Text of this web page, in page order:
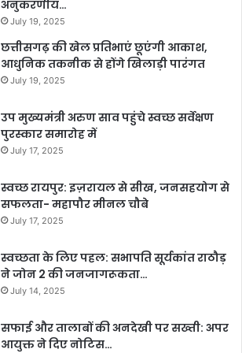
अनुकरणीय…
July 19, 2025
छत्तीसगढ़ की खेल प्रतिभाएं छूएंगी आकाश,
आधुनिक तकनीक से होंगे खिलाड़ी पारंगत
July 19, 2025
उप मुख्यमंत्री अरुण साव पहुंचे स्वच्छ सर्वेक्षण
पुरस्कार समारोह में
July 17, 2025
स्वच्छ रायपुर: इज़रायल से सीख, जनसहयोग से
सफलता- महापौर मीनल चौबे
July 17, 2025
स्वच्छता के लिए पहल: सभापति सूर्यकांत राठौड़
ने जोन 2 की जनजागरूकता…
July 14, 2025
सफाई और तालाबों की अनदेखी पर सख्ती: अपर
आयुक्त ने दिए नोटिस…